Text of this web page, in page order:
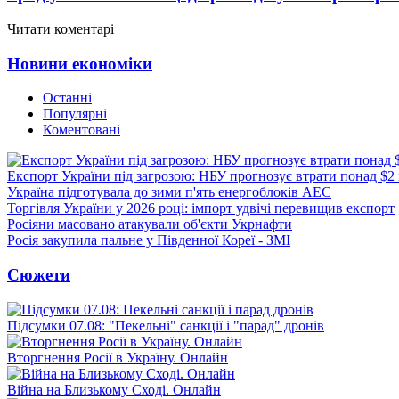
Читати коментарі
Новини економіки
Останні
Популярні
Коментовані
Експорт України під загрозою: НБУ прогнозує втрати понад
Україна підготувала до зими п'ять енергоблоків АЕС
Торгівля України у 2026 році: імпорт удвічі перевищив експорт
Росіяни масовано атакували об'єкти Укрнафти
Росія закупила пальне у Південної Кореї - ЗМІ
Сюжети
Підсумки 07.08: "Пекельні" санкції і "парад" дронів
Вторгнення Росії в Україну. Онлайн
Війна на Близькому Сході. Онлайн